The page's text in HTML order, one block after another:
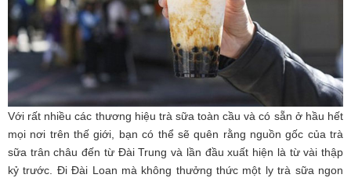
Với rất nhiều các thương hiệu trà sữa toàn cầu và có sẵn ở hầu hết
mọi nơi trên thế giới, bạn có thể sẽ quên rằng nguồn gốc của trà
sữa trân châu đến từ Đài Trung và lần đầu xuất hiện là từ vài thập
kỷ trước. Đi Đài Loan mà không thưởng thức một ly trà sữa ngon